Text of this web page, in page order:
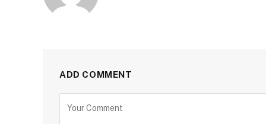
ADD COMMENT